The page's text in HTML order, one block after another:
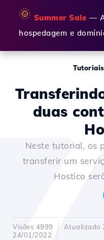
🌞 Summer Sale —
hospedagem e
Tutoriais
duas
Neste tutorial, os
transferir um
Hostico
Visões 4999 Atualizado
24/01/2022